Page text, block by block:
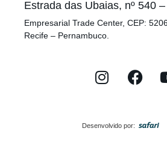
Estrada das Ubaias, nº 540
Empresarial Trade Center, CEP:
Recife – Pernambuco.
Desenvolvido por: